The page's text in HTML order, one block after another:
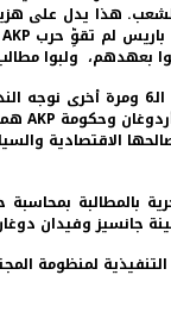
بعهدهم، ولبوا
الاقتصادية
جانسيز وفيدان
لمنظومة